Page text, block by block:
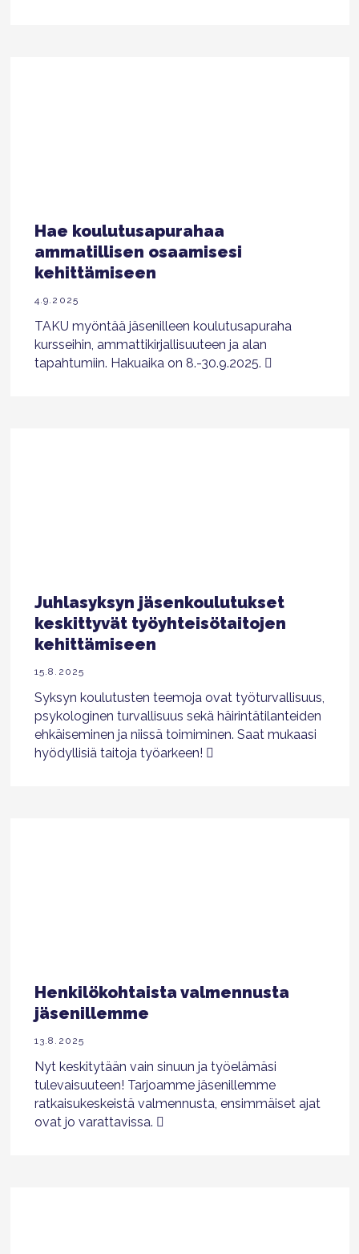
Hae koulutusapurahaa
ammatillisen osaamisesi
kehittämiseen
4.9.2025
TAKU myöntää jäsenilleen koulutusapuraha
kursseihin, ammattikirjallisuuteen ja alan
tapahtumiin. Hakuaika on 8.-30.9.2025.
Juhlasyksyn jäsenkoulutukset
keskittyvät työyhteisötaitojen
kehittämiseen
15.8.2025
Syksyn koulutusten teemoja ovat työturvallisuus,
psykologinen turvallisuus sekä häirintätilanteiden
ehkäiseminen ja niissä toimiminen. Saat mukaasi
hyödyllisiä taitoja työarkeen!
Henkilökohtaista valmennusta
jäsenillemme
13.8.2025
Nyt keskitytään vain sinuun ja työelämäsi
tulevaisuuteen! Tarjoamme jäsenillemme
ratkaisukeskeistä valmennusta, ensimmäiset ajat
ovat jo varattavissa.